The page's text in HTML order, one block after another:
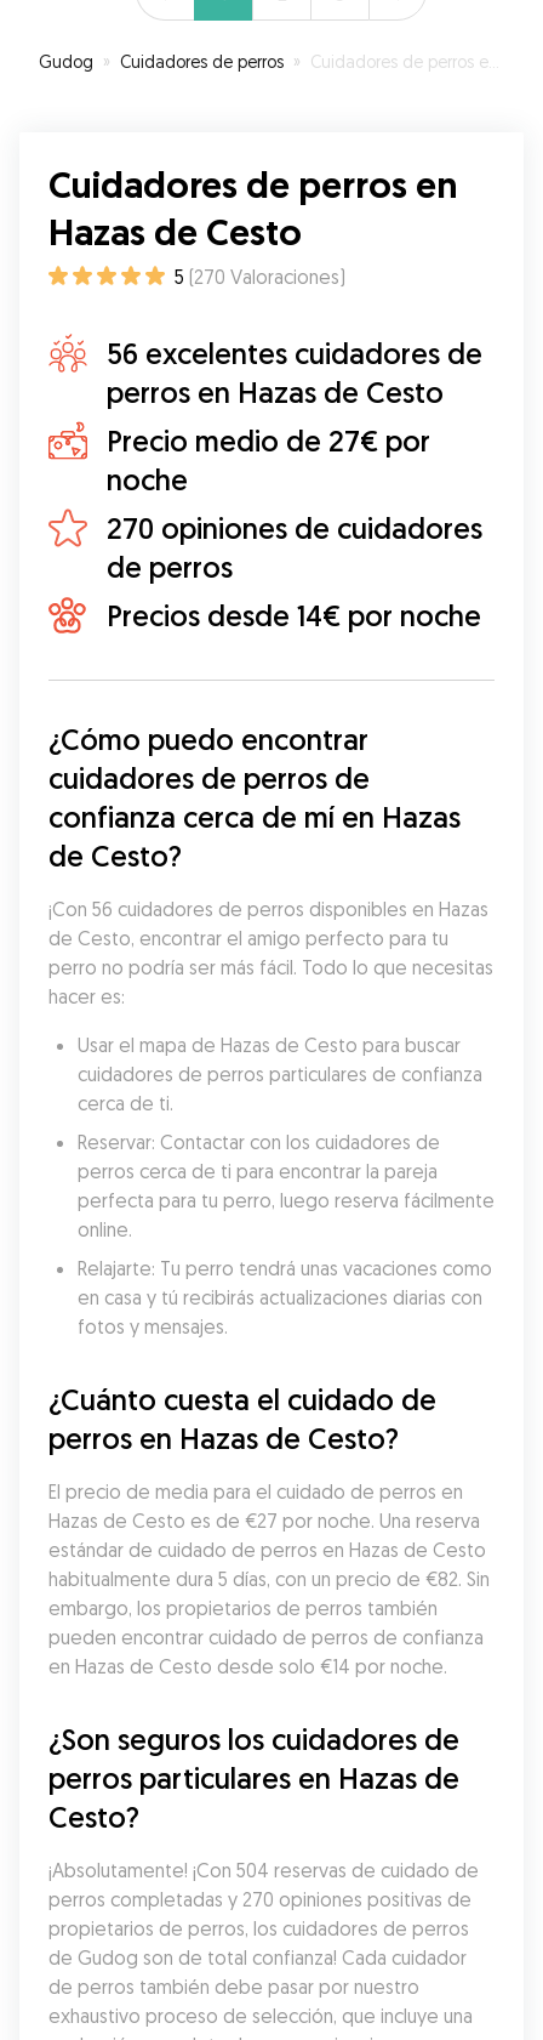
Gudog » Cuidadores de perros » Cuidadores de perros en Hazas de Cesto
Cuidadores de perros en
Hazas de Cesto
5 (270 Valoraciones)
56 excelentes cuidadores de
perros en Hazas de Cesto
Precio medio de 27€ por
noche
270 opiniones de cuidadores
de perros
Precios desde 14€ por noche
¿Cómo puedo encontrar
cuidadores de perros de
confianza cerca de mí en Hazas
de Cesto?
¡Con 56 cuidadores de perros disponibles en Hazas
de Cesto, encontrar el amigo perfecto para tu
perro no podría ser más fácil. Todo lo que necesitas
hacer es:
Usar el mapa de Hazas de Cesto para buscar
cuidadores de perros particulares de confianza
cerca de ti.
Reservar: Contactar con los cuidadores de
perros cerca de ti para encontrar la pareja
perfecta para tu perro, luego reserva fácilmente
online.
Relajarte: Tu perro tendrá unas vacaciones como
en casa y tú recibirás actualizaciones diarias con
fotos y mensajes.
¿Cuánto cuesta el cuidado de
perros en Hazas de Cesto?
El precio de media para el cuidado de perros en
Hazas de Cesto es de €27 por noche. Una reserva
estándar de cuidado de perros en Hazas de Cesto
habitualmente dura 5 días, con un precio de €82. Sin
embargo, los propietarios de perros también
pueden encontrar cuidado de perros de confianza
en Hazas de Cesto desde solo €14 por noche.
¿Son seguros los cuidadores de
perros particulares en Hazas de
Cesto?
¡Absolutamente! ¡Con 504 reservas de cuidado de
perros completadas y 270 opiniones positivas de
propietarios de perros, los cuidadores de perros
de Gudog son de total confianza! Cada cuidador
de perros también debe pasar por nuestro
exhaustivo proceso de selección, que incluye una